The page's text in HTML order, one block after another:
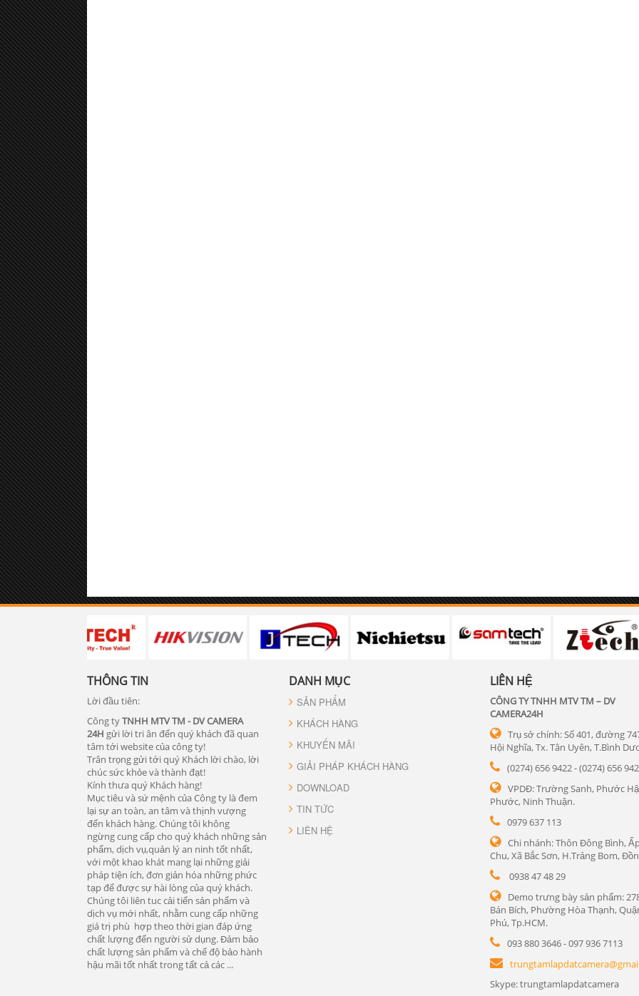
THÔNG TIN
Lời đầu tiên:
Công tyTNHH MTV TM - DV CAMERA
24H gửi lời tri ân đến quý khách đã quan
tâm tới website của công ty!
Trân trọng gửi tới quý Khách lời chào, lời
chúc sức khỏe và thành đạt!
Kính thưa quý Khách hàng!
Mục tiêu và sứ mệnh của Công ty là đem
lại sự an toàn, an tâm và thịnh vượng
đến khách hàng. Chúng tôi không
ngừng cung cấp cho quý khách những sản
phẩm, dịch vụ,quản lý an ninh tốt nhất,
với một khao khát mang lại những giải
pháp tiện ích, đơn giản hóa những phức
tạp để được sự hài lòng của quý khách.
Chúng tôi liên tuc cải tiến sản phẩm và
dịch vụ mới nhất, nhằm cung cấp những
giá trị phù hợp theo thời gian đáp ứng
chất lượng đến người sử dụng. Đảm bảo
chất lượng sản phẩm và chế độ bảo hành
hậu mãi tốt nhất trong tất cả các ...
DANH MỤC
SẢN PHẨM
KHÁCH HÀNG
KHUYẾN MÃI
GIẢI PHÁP KHÁCH HÀNG
DOWNLOAD
TIN TỨC
LIÊN HỆ
LIÊN HỆ
CÔNG TY TNHH MTV TM – DV
CAMERA24H
Trụ sở chính: Số 401, đường
Hội Nghĩa, Tx. Tân Uyên, T.Bình
(0274) 656 9422 - (0274) 656
VPDĐ: Trường Sanh, Phước
Phước, Ninh Thuận.
0979 637 113
Chi nhánh: Thôn Đông Bình,
Chu, Xã Bắc Sơn, H.Trảng Bom,
0938 47 48 29
Demo trưng bày sản phẩm:
Bán Bích, Phường Hòa Thạnh,
Phú, Tp.HCM.
093 880 3646 - 097 936 7113
Skype: trungtamlapdatcamera